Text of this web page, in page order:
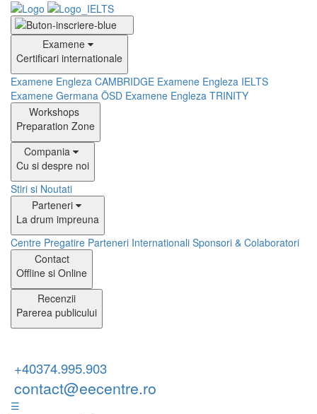
Examene
Certificari internationale
Examene Engleza CAMBRIDGE Examene Engleza IELTS
Examene Germana ÖSD Examene Engleza TRINITY
Workshops
Preparation Zone
Compania
Cu si despre noi
Stiri si Noutati
Parteneri
La drum impreuna
Centre Pregatire Parteneri Internationali Sponsori & Colaboratori
Contact
Offline si Online
Recenzii
Parerea publicului
+40374.995.903
contact@eecentre.ro
☰